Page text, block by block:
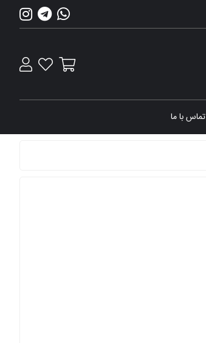
تماس با ما